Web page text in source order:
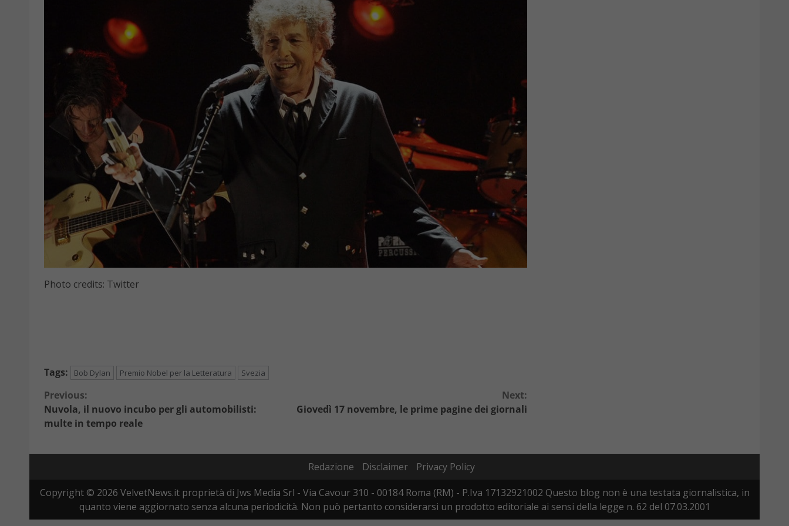
Photo credits: Twitter
Tags: Bob Dylan Premio Nobel per la Letteratura Svezia
Continue
Reading
Previous:
Nuvola, il nuovo incubo per gli automobilisti:
multe in tempo reale
Next:
Giovedì 17 novembre, le prime pagine dei giornali
Redazione Disclaimer
Privacy Policy
Copyright © 2026 VelvetNews.it proprietà di Jws Media Srl - Via Cavour 310 - 00184 Roma (RM) - P.Iva 17132921002 Questo blog non è una testata giornalistica, in
quanto viene aggiornato senza alcuna periodicità. Non può pertanto considerarsi un prodotto editoriale ai sensi della legge n. 62 del 07.03.2001